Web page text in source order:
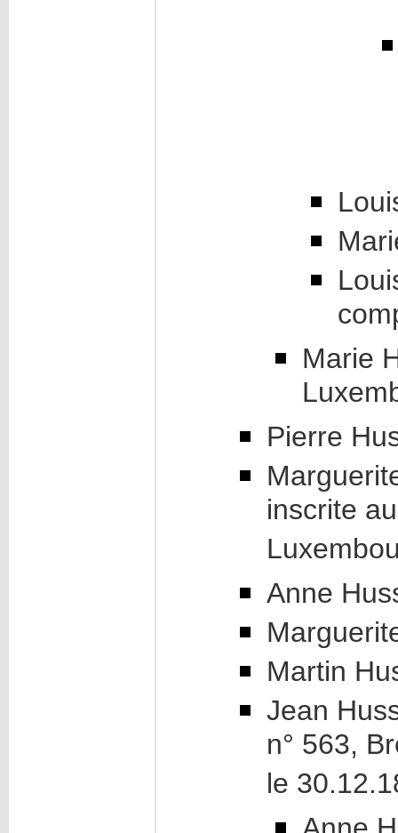
Marie
Pierre
inscrite
Anne
Martin
Jean
n° 563,
le